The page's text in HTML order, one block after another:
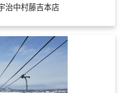
治中村藤吉本店